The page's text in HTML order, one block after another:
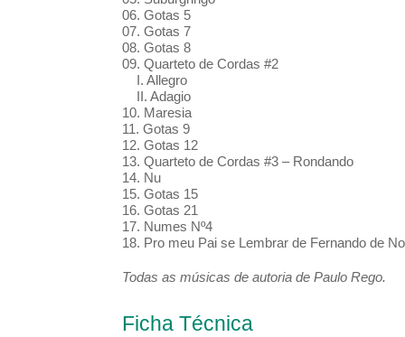
06. Gotas 5
07. Gotas 7
08. Gotas 8
09. Quarteto de Cordas #2
I. Allegro
II. Adagio
10. Maresia
11. Gotas 9
12. Gotas 12
13. Quarteto de Cordas #3 – Rondando
14. Nu
15. Gotas 15
16. Gotas 21
17. Numes Nº4
18. Pro meu Pai se Lembrar de Fernando de
Todas as músicas de autoria de Paulo Rego.
Ficha Técnica